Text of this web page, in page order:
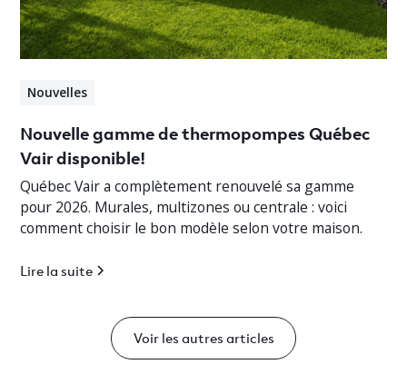
Nouvelles
Nouvelle gamme de thermopompes Québec
Vair disponible!
Québec Vair a complètement renouvelé sa gamme
pour 2026. Murales, multizones ou centrale : voici
comment choisir le bon modèle selon votre maison.
Lire la suite
Voir les autres articles